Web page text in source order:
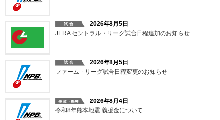
2026年8月5日
JERA セントラル・リーグ試合日程追加のお知らせ
2026年8月5日
ファーム・リーグ試合日程変更のお知らせ
2026年8月4日
令和8年熊本地震 義援金について